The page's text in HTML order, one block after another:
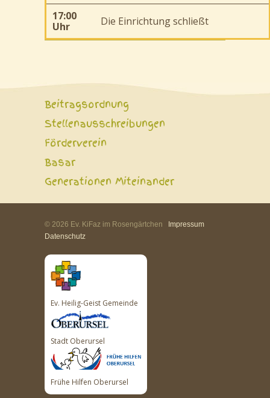
17:00
Uhr
Die Einrichtung schließt
Beitragsordnung
Stellenausschreibungen
Förderverein
Basar
Generationen Miteinander
© 2026 Ev. KiFaz im Rosengärtchen
Impressum
Datenschutz
Ev. Heilig-Geist Gemeinde
Stadt Oberursel
Frühe Hilfen Oberursel